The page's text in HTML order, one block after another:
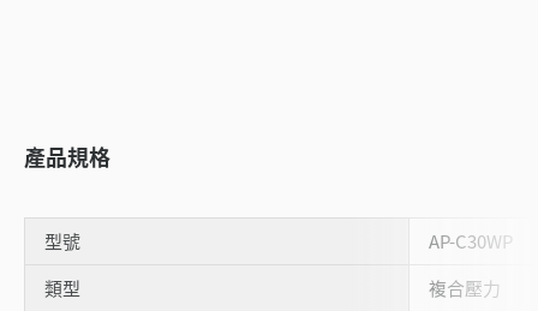
產品規格
型號
AP-C30WP
類型
複合壓力